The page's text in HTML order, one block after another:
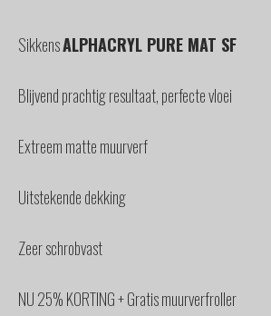
SikkensALPHACRYL PURE MAT SF
Blijvend prachtig resultaat, perfecte vloei
Extreem matte muurverf
Uitstekende dekking
Zeer schrobvast
NU 25% KORTING + Gratis muurverfroller